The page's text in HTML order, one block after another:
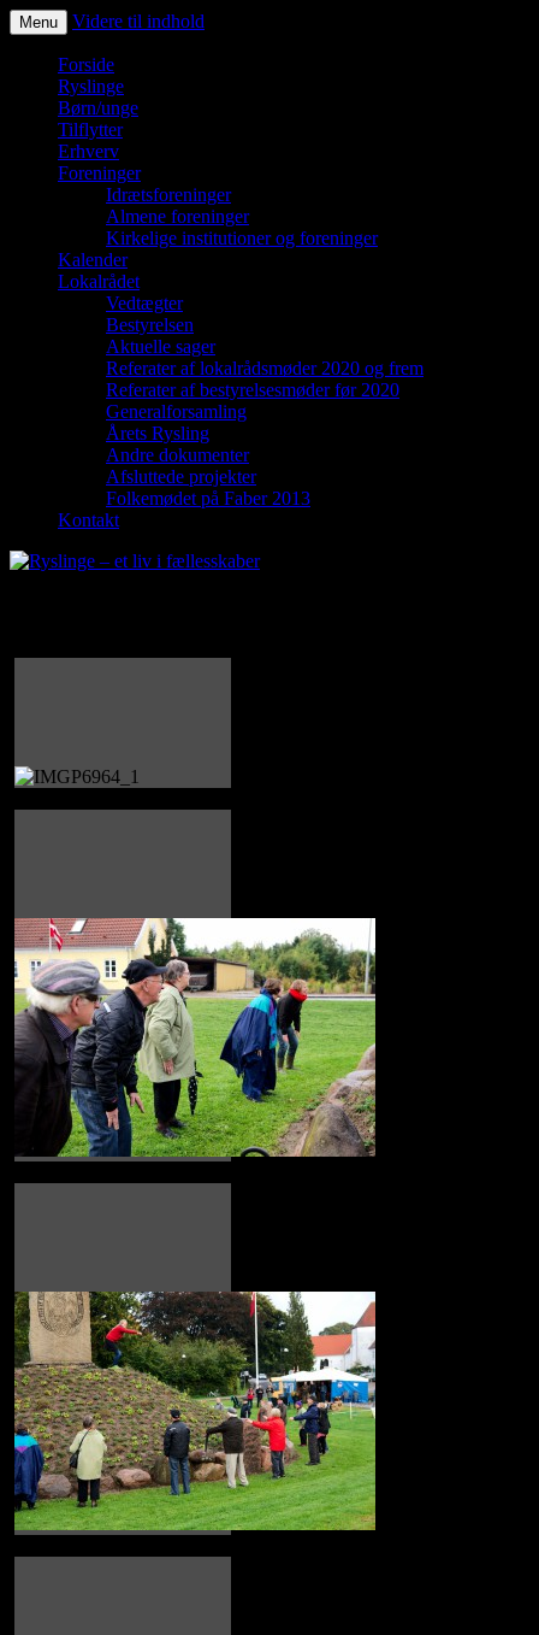
Ryslinge – et liv i fællesskaber
Menu Videre til indhold
Forside
Ryslinge
Børn/unge
Tilflytter
Erhverv
Foreninger
Idrætsforeninger
Almene foreninger
Kirkelige institutioner og foreninger
Kalender
Lokalrådet
Vedtægter
Bestyrelsen
Aktuelle sager
Referater af lokalrådsmøder 2020 og frem
Referater af bestyrelsesmøder før 2020
Generalforsamling
Årets Rysling
Andre dokumenter
Afsluttede projekter
Folkemødet på Faber 2013
Kontakt